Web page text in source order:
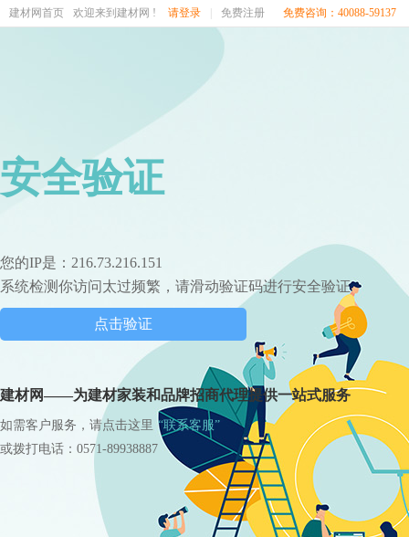
建材网首页 欢迎来到建材网 ! 请登录 免费注册 免费咨询：40088-59137
安全验证
您的IP是：216.73.216.151
系统检测你访问太过频繁，请滑动验证码进行安全验证
点击验证
建材网——为建材家装和品牌招商代理提供一站式服务
如需客户服务，请点击这里 “联系客服”
或拨打电话：0571-89938887